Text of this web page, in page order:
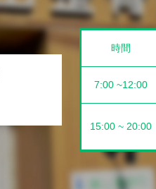
時間
7:00 ~12:00
15:00 ~ 20:00